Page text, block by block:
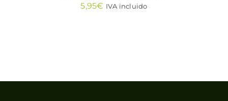
5,95€ IVA incluido